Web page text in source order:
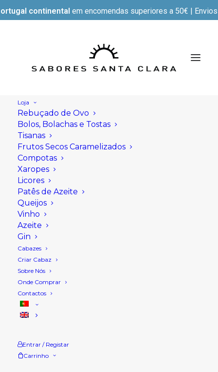
continental em encomendas superiores a 50€ |
Loja
Rebuçado de Ovo
Bolos, Bolachas e Tostas
Tisanas
Frutos Secos Caramelizados
Compotas
Xaropes
Licores
Patês de Azeite
Queijos
Vinho
Azeite
Gin
Cabazes
Criar Cabaz
Sobre Nós
Onde Comprar
Contactos
Entrar / Registar
Carrinho